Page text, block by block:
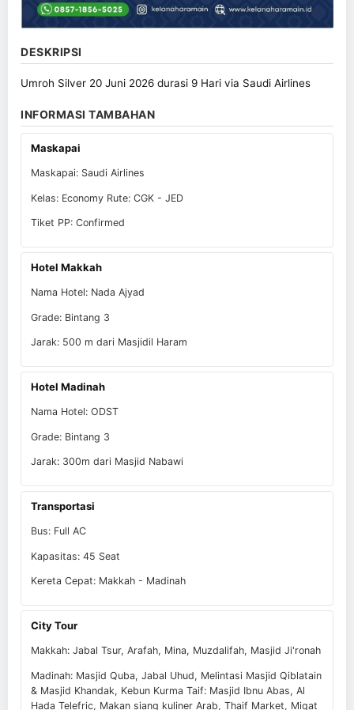
DESKRIPSI
Umroh Silver 20 Juni 2026 durasi 9 Hari via Saudi Airlines
INFORMASI TAMBAHAN
Maskapai
Maskapai: Saudi Airlines
Kelas: Economy Rute: CGK - JED
Tiket PP: Confirmed
Hotel Makkah
Nama Hotel: Nada Ajyad
Grade: Bintang 3
Jarak: 500 m dari Masjidil Haram
Hotel Madinah
Nama Hotel: ODST
Grade: Bintang 3
Jarak: 300m dari Masjid Nabawi
Transportasi
Bus: Full AC
Kapasitas: 45 Seat
Kereta Cepat: Makkah - Madinah
City Tour
Makkah: Jabal Tsur, Arafah, Mina, Muzdalifah, Masjid Ji'ronah
Madinah: Masjid Quba, Jabal Uhud, Melintasi Masjid Qiblatain
& Masjid Khandak, Kebun Kurma Taif: Masjid Ibnu Abas, Al
Hada Telefric, Makan siang kuliner Arab, Thaif Market, Miqat